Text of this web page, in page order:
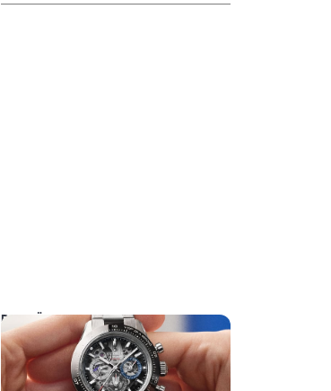
DAS KÖNNTE SIE AUCH INTERESSIEREN: